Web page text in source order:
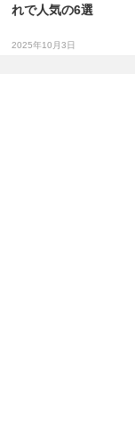
れで人気の6選
2025年10月3日